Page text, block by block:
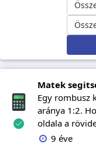
Matek
Egy rombusz
aránya 1:2.
oldala a
9 éve